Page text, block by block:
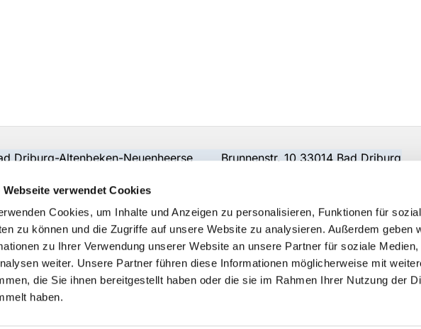
Webseite verwendet Cookies
Cookies, um Inhalte und Anzeigen zu personalisieren, Funktionen für
zu können und die Zugriffe auf unsere Website zu analysieren. Außerdem geben
zu Ihrer Verwendung unserer Website an unsere Partner für soziale Medien,
weiter. Unsere Partner führen diese Informationen möglicherweise mit
die Sie ihnen bereitgestellt haben oder die sie im Rahmen Ihrer Nutzung der
haben.
Driburg-Altenbeken-Neuenheerse Brunnenstr. 10 33014 Bad Driburg